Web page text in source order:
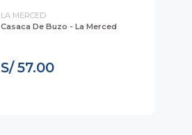
LA MERCED
Casaca De Buzo - La Merced
S/ 57.00